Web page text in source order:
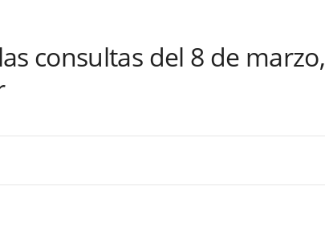
consultas del 8 de marzo,